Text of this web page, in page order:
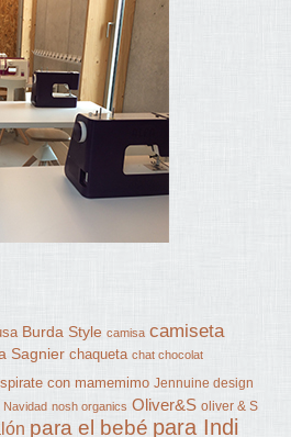
Burda Style camisa camiseta
Sagnier chaqueta chat chocolat
con mamemimo Jennuine design
Navidad nosh organics Oliver&S oliver & S
para el bebé para Indi